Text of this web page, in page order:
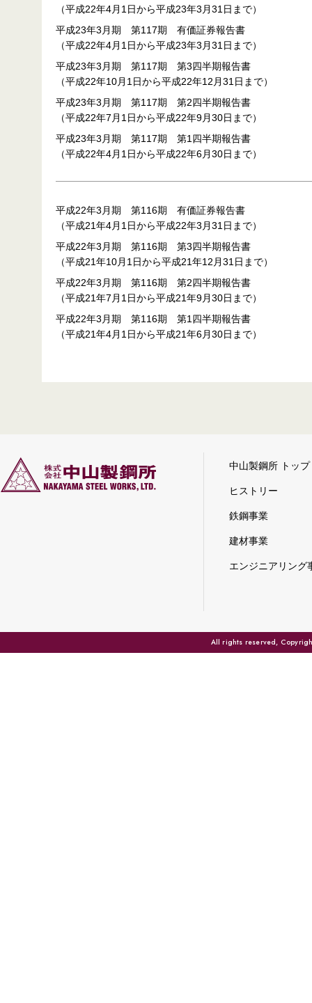
（平成22年4月1日から平成23年3月31日まで）
平成23年3月期 第117期 有価証券報告書
（平成22年4月1日から平成23年3月31日まで）
平成23年3月期 第117期 第3四半期報告書
（平成22年10月1日から平成22年12月31日まで）
平成23年3月期 第117期 第2四半期報告書
（平成22年7月1日から平成22年9月30日まで）
平成23年3月期 第117期 第1四半期報告書
（平成22年4月1日から平成22年6月30日まで）
平成22年3月期 第116期 有価証券報告書
（平成21年4月1日から平成22年3月31日まで）
平成22年3月期 第116期 第3四半期報告書
（平成21年10月1日から平成21年12月31日まで）
平成22年3月期 第116期 第2四半期報告書
（平成21年7月1日から平成21年9月30日まで）
平成22年3月期 第116期 第1四半期報告書
（平成21年4月1日から平成21年6月30日まで）
中山製鋼所 トップ
ヒストリー
鉄鋼事業
建材事業
エンジニアリング
All rights reserved,